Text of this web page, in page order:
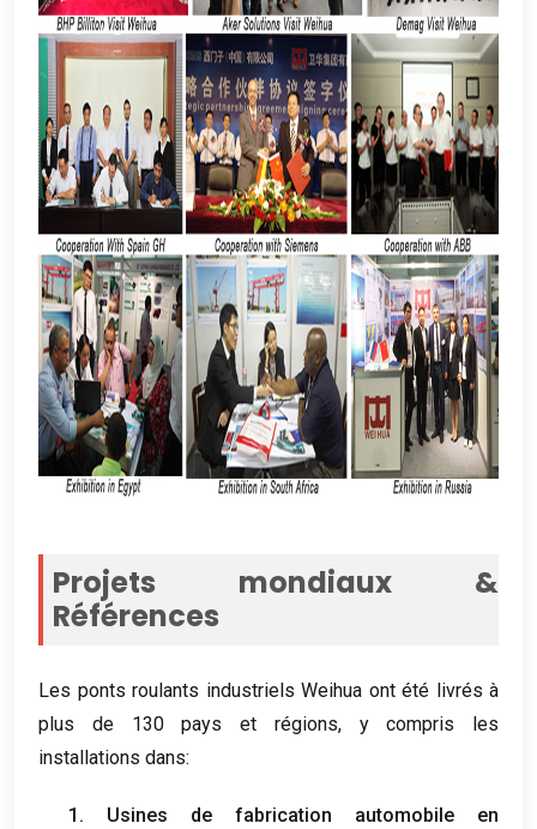
Projets mondiaux &
Références
Les ponts roulants industriels Weihua ont été livrés à
plus de 130 pays et régions, y compris les
installations dans:
1. Usines de fabrication automobile en